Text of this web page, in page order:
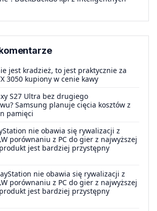
jest kradzież, to jest praktycznie za
3050 kupiony w cenie kawy
S27 Ultra bez drugiego
Samsung planuje cięcia kosztów z
pamięci
nie obawia się rywalizacji z
porównaniu z PC do gier z najwyższej
jest bardziej przystępny
nie obawia się rywalizacji z
porównaniu z PC do gier z najwyższej
jest bardziej przystępny